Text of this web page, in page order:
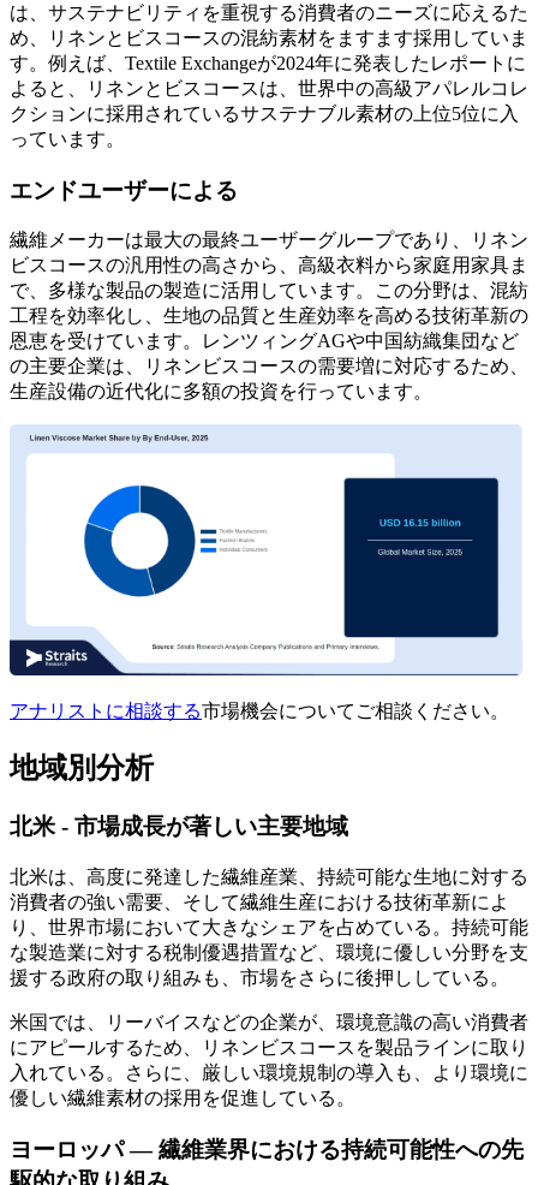
は、サステナビリティを重視する消費者のニーズに応えるた
め、リネンとビスコースの混紡素材をますます採用していま
す。例えば、Textile Exchangeが2024年に発表したレポートに
よると、リネンとビスコースは、世界中の高級アパレルコレ
クションに採用されているサステナブル素材の上位5位に入
っています。
エンドユーザーによる
繊維メーカーは最大の最終ユーザーグループであり、リネン
ビスコースの汎用性の高さから、高級衣料から家庭用家具ま
で、多様な製品の製造に活用しています。この分野は、混紡
工程を効率化し、生地の品質と生産効率を高める技術革新の
恩恵を受けています。レンツィングAGや中国紡織集団など
の主要企業は、リネンビスコースの需要増に対応するため、
生産設備の近代化に多額の投資を行っています。
アナリストに相談する市場機会についてご相談ください。
地域別分析
北米 - 市場成長が著しい主要地域
北米は、高度に発達した繊維産業、持続可能な生地に対する
消費者の強い需要、そして繊維生産における技術革新によ
り、世界市場において大きなシェアを占めている。持続可能
な製造業に対する税制優遇措置など、環境に優しい分野を支
援する政府の取り組みも、市場をさらに後押ししている。
米国では、リーバイスなどの企業が、環境意識の高い消費者
にアピールするため、リネンビスコースを製品ラインに取り
入れている。さらに、厳しい環境規制の導入も、より環境に
優しい繊維素材の採用を促進している。
ヨーロッパ ― 繊維業界における持続可能性への先